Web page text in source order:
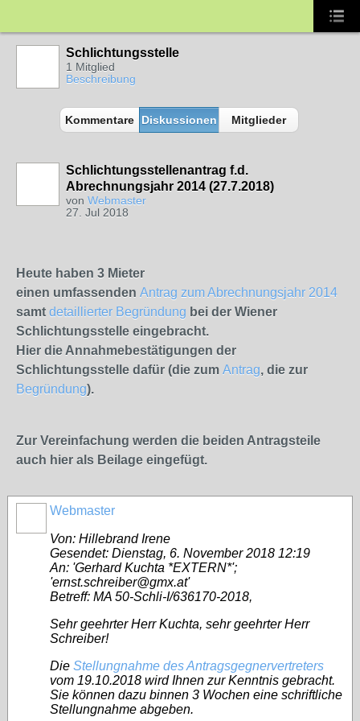
Schlichtungsstelle
1 Mitglied
Beschreibung
Kommentare Diskussionen Mitglieder
Schlichtungsstellenantrag f.d.
Abrechnungsjahr 2014 (27.7.2018)
von Webmaster
27. Jul 2018
Heute haben 3 Mieter
einen umfassenden Antrag zum Abrechnungsjahr 2014
samt detaillierter Begründung bei der Wiener
Schlichtungsstelle eingebracht.
Hier die Annahmebestätigungen der
Schlichtungsstelle dafür (die zum Antrag, die zur
Begründung).
Zur Vereinfachung werden die beiden Antragsteile
auch hier als Beilage eingefügt.
Webmaster
Von: Hillebrand Irene
Gesendet: Dienstag, 6. November 2018 12:19
An: 'Gerhard Kuchta *EXTERN*';
'ernst.schreiber@gmx.at'
Betreff: MA 50-Schli-I/636170-2018,
Sehr geehrter Herr Kuchta, sehr geehrter Herr
Schreiber!
Die Stellungnahme des Antragsgegnervertreters
vom 19.10.2018 wird Ihnen zur Kenntnis gebracht.
Sie können dazu binnen 3 Wochen eine schriftliche
Stellungnahme abgeben.